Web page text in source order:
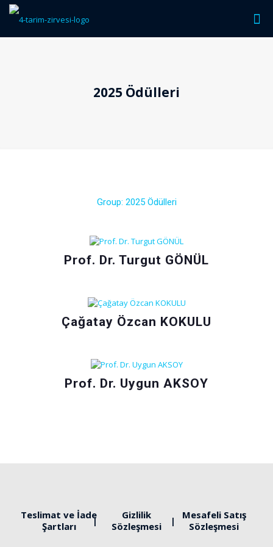
2025 Ödülleri
Group: 2025 Ödülleri
Prof. Dr. Turgut GÖNÜL
Çağatay Özcan KOKULU
Prof. Dr. Uygun AKSOY
Teslimat ve İade
Şartları
Gizlilik
Sözleşmesi
Mesafeli Satış
Sözleşmesi